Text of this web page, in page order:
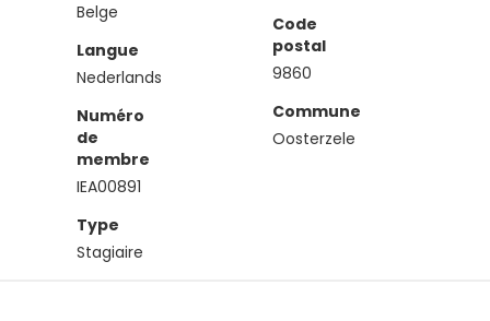
Belge
Langue
Nederlands
Numéro
de
membre
IEA00891
Type
Stagiaire
Code
postal
9860
Commune
Oosterzele